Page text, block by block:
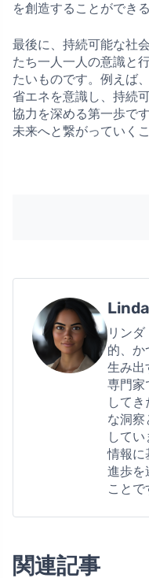
を創造することができる
最後に、持続可能な社
たち一人一人の意識と
たいものです。例えば
省エネを意識し、持続
協力を深める第一歩で
未来へと繋がっていく
リン
的、か
生み出
専門家
して
な洞察
して
情報に
進歩を
ことで
関連記事